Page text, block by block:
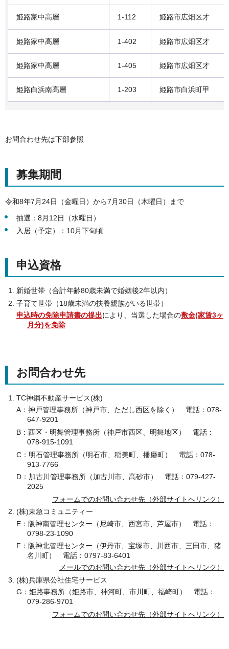
姫路家中高層 1-112 姫路市広畑区才
姫路家中高層 1-402 姫路市広畑区才
姫路家中高層 1-405 姫路市広畑区才
姫路白浜南高層 1-203 姫路市白浜町甲
お問合わせ先は下部参照
募集期間
令和8年7月24日（金曜日）から7月30日（木曜日）まで
抽選：8月12日（水曜日）
入居（予定）：10月下旬頃
申込資格
新婚世帯（合計年齢80歳未満で婚姻後2年以内）
子育て世帯（18歳未満の扶養親族がいる世帯）
申込時の免除申請書の提出により、当選した場合の敷金(家賃3ヶ
月分)を免除
お問合わせ先
TC神鋼不動産サービス(株)
A：神戸管理事務所（神戸市、ただし西区を除く） 電話：078-
647-9201
B：西区・明舞管理事務所（神戸市西区、明舞地区） 電話：
078-915-1091
C：明石管理事務所（明石市、稲美町、播磨町） 電話：078-
913-7766
D：加古川管理事務所（加古川市、高砂市） 電話：079-427-
2025
フォームでのお問い合わせ先（外部サイトへリンク）
(株)東急コミュニティー
E：阪神南管理センター（尼崎市、西宮市、芦屋市） 電話：
0798-23-1090
F：阪神北管理センター（伊丹市、宝塚市、川西市、三田市、猪
名川町） 電話：0797-83-6401
メールでのお問い合わせ先（外部サイトへリンク）
(株)兵庫県公社住宅サービス
G：姫路事務所（姫路市、神河町、市川町、福崎町） 電話：
079-286-9701
フォームでのお問い合わせ先（外部サイトへリンク）